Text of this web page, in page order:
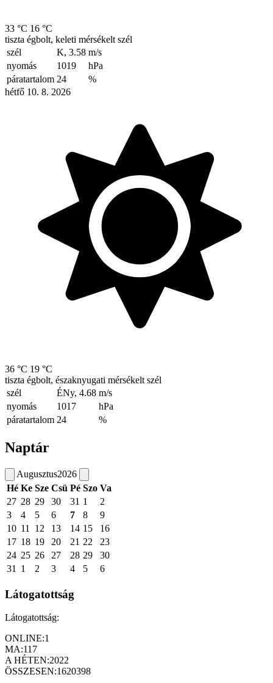
33 °C 16 °C
tiszta égbolt, keleti mérsékelt szél
szél
K, 3.58 m/s
nyomás
1019
hPa
páratartalom 24
%
hétfő 10. 8. 2026
36 °C 19 °C
tiszta égbolt, északnyugati mérsékelt szél
szél
ÉNy, 4.68 m/s
nyomás
1017
hPa
páratartalom 24 %
Naptár
Augusztus2026
Hé Ke Sze Csü Pé Szo Va
27 28 29 30 31 1
2
3
4 5 6 7 8
9
10 11 12 13 14 15
16
17 18 19 20 21 22
23
24 25 26 27 28 29
30
31
1 2 3 4 5 6
Látogatottság
Látogatottság:
ONLINE:1
MA:117
A HÉTEN:2022
ÖSSZESEN:1620398